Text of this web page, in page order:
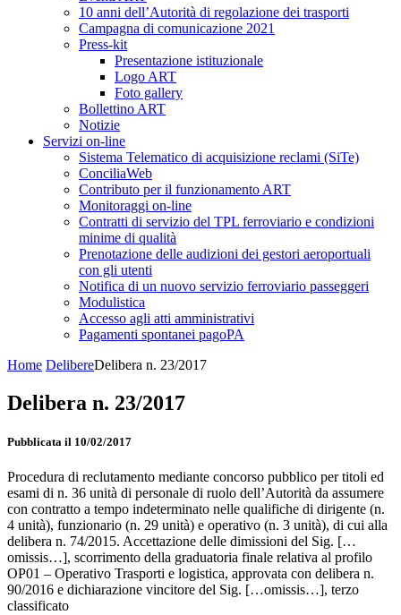
10 anni dell’Autorità di regolazione dei trasporti
Campagna di comunicazione 2021
Press-kit
Presentazione istituzionale
Logo ART
Foto gallery
Bollettino ART
Notizie
Servizi on-line
Sistema Telematico di acquisizione reclami (SiTe)
ConciliaWeb
Contributo per il funzionamento ART
Monitoraggi on-line
Contratti di servizio del TPL ferroviario e condizioni
minime di qualità
Prenotazione delle audizioni dei gestori aeroportuali
con gli utenti
Notifica di un nuovo servizio ferroviario passeggeri
Modulistica
Accesso agli atti amministrativi
Pagamenti spontanei pagoPA
Home DelibereDelibera n. 23/2017
Delibera n. 23/2017
Pubblicata il 10/02/2017
Procedura di reclutamento mediante concorso pubblico per titoli ed
esami di n. 36 unità di personale di ruolo dell’Autorità da assumere
con contratto a tempo indeterminato nelle qualifiche di dirigente (n.
4 unità), funzionario (n. 29 unità) e operativo (n. 3 unità), di cui alla
delibera n. 74/2015. Accettazione delle dimissioni del Sig. […
omissis…], scorrimento della graduatoria finale relativa al profilo
OP01 – Operativo Trasporti e logistica, approvata con delibera n.
90/2016 e dichiarazione vincitore del Sig. […omissis…], terzo
classificato